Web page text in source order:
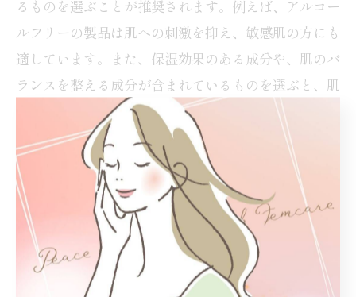
るものを選ぶことが推奨されます。例えば、アルコー
ルフリーの製品は肌への刺激を抑え、敏感肌の方にも
適しています。また、保湿効果のある成分や、肌のバ
ランスを整える成分が含まれているものを選ぶと、肌
の健康を維持しながらフェムケアを実践できます。
拭き取りパッドとトナーパッドの違い
拭き取りパッドとトナーパッドは似た役割を持ってい
ますが、使用目的には違いがあります。拭き取りパッ
ドは主に肌の汚れや古い角質を除去するために使わ
れ、一方トナーパッドは肌のpHバランスを整え、次